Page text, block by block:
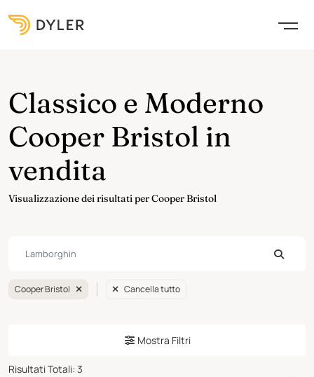
Classico e Moderno
Cooper Bristol in
vendita
Visualizzazione dei risultati per Cooper Bristol
Cooper Bristol Cancella tutto
Mostra Filtri
Risultati Totali: 3